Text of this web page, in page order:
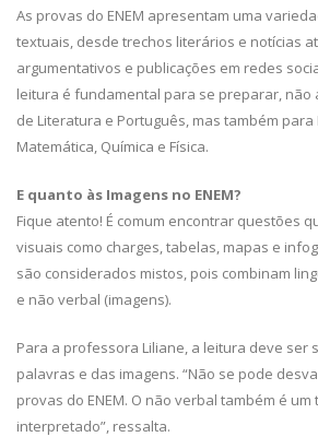
As provas do ENEM apresentam uma
textuais, desde trechos literários e notícias
argumentativos e publicações em redes
leitura é fundamental para se preparar, não
de Literatura e Português, mas também
Matemática, Química e Física.
E quanto às Imagens no ENEM?
Fique atento! É comum encontrar questões
visuais como charges, tabelas, mapas e
são considerados mistos, pois combinam
e não verbal (imagens).
Para a professora Liliane, a leitura deve ser
palavras e das imagens. “Não se pode
provas do ENEM. O não verbal também é
interpretado”, ressalta.